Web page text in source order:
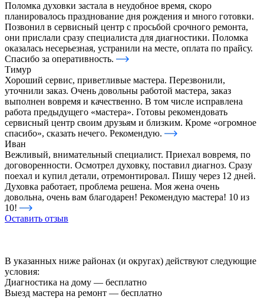
Поломка духовки застала в неудобное время, скоро
планировалось празднование дня рождения и много готовки.
Позвонил в сервисный центр с просьбой срочного ремонта,
они прислали сразу специалиста для диагностики. Поломка
оказалась несерьезная, устранили на месте, оплата по прайсу.
Спасибо за оперативность.
Тимур
Хороший сервис, приветливые мастера. Перезвонили,
уточнили заказ. Очень довольны работой мастера, заказ
выполнен вовремя и качественно. В том числе исправлена
работа предыдущего «мастера». Готовы рекомендовать
сервисный центр своим друзьям и близким. Кроме «огромное
спасибо», сказать нечего. Рекомендую.
Иван
Вежливый, внимательный специалист. Приехал вовремя, по
договоренности. Осмотрел духовку, поставил диагноз. Сразу
поехал и купил детали, отремонтировал. Пишу через 12 дней.
Духовка работает, проблема решена. Моя жена очень
довольна, очень вам благодарен! Рекомендую мастера! 10 из
10!
Оставить отзыв
В указанных ниже районах (и округах) действуют следующие
условия:
Диагностика на дому — бесплатно
Выезд мастера на ремонт — бесплатно